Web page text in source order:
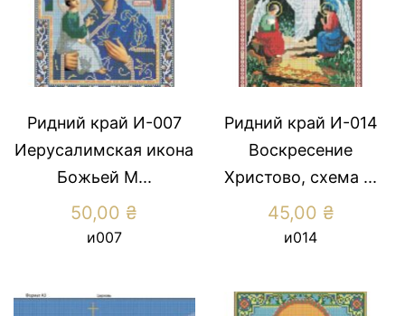
Ридний край И-007
Иерусалимская икона
Божьей М...
50,00 ₴
и007
Ридний край И-014
Воскресение
Христово, схема ...
45,00 ₴
и014